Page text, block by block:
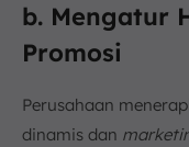
b. Mengatur
Promosi
Perusahaan
dinamis dan